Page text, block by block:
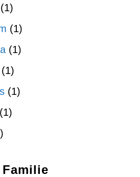
(1)
(1)
(1)
(1)
(1)
(1)
Familie